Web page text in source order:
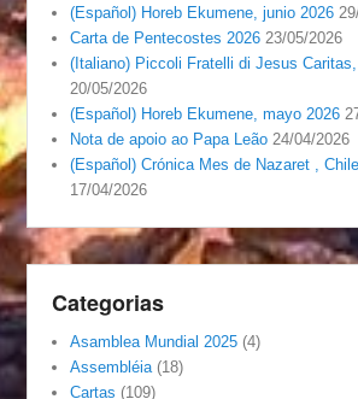
(Español) Horeb Ekumene, junio 2026
Carta de Pentecostes 2026 23/05/2026
(Italiano) Piccoli Fratelli di Jesus
20/05/2026
(Español) Horeb Ekumene, mayo 2026
Nota de apoio ao Papa Leão 24/04/2026
(Español) Crónica Mes de Nazaret ,
17/04/2026
Categorias
Asamblea Mundial 2025 (4)
Assembléia (18)
Cartas (109)